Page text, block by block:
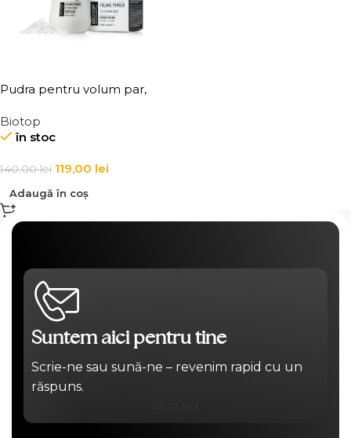
Pudra pentru volum par,
Biotop
în stoc
140,00lei 119,00 lei
Adaugă în coș
Suntem aici pentru tine
Scrie-ne sau sună-ne – revenim rapid cu un
răspuns.